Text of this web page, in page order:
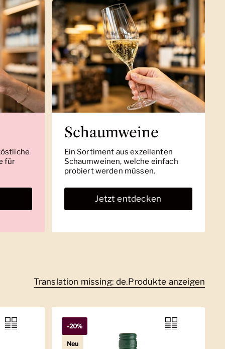
für
Schaumweine
Ein Sortiment aus exzellenten
Schaumweinen, welche einfach
probiert werden müssen.
Jetzt entdecken
Translation missing: de.Produkte anzeigen
-20%
Neu